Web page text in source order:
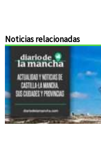
Noticias relacionadas